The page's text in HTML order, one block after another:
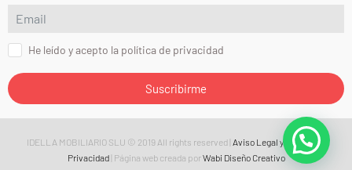
He leído y acepto la política de privacidad
Suscribirme
IDELLA MOBILIARIO SLU © 2019 All rights reserved | Aviso Legal y Política de
Privacidad| Página web creada porWabi Diseño Creativo